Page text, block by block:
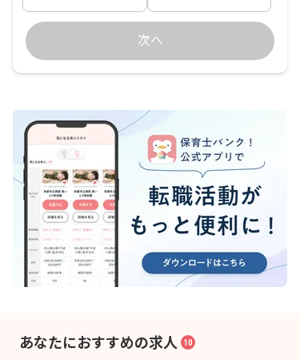
次へ
あなたにおすすめの求人 10